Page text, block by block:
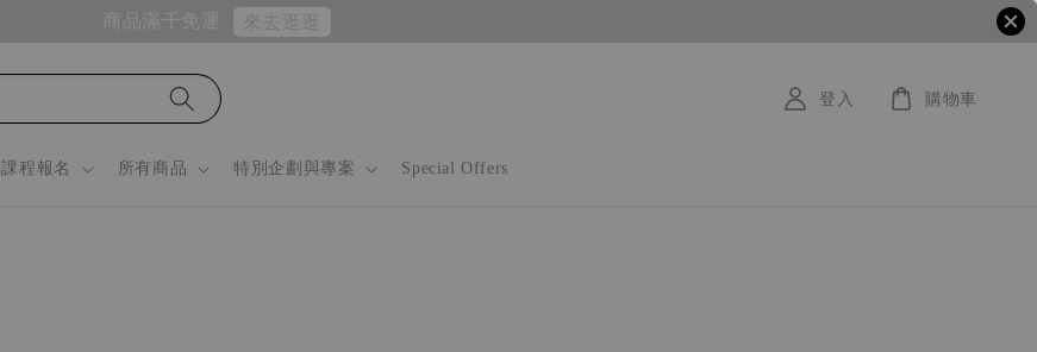
商品滿千免運 來去逛逛
課程報名 所有商品 特別企劃與專案 Special Offers
登入 購物車